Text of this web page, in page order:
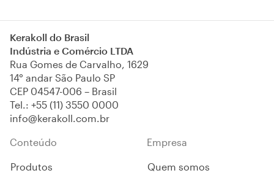
disponível em 15 cores
formação de fungos.
Classificado Tipo II conforme
a norma ABNT NBR 14.992.
Kerakoll do Brasil
Indústria e Comércio LTDA
Rua Gomes de Carvalho, 1629
14° andar São Paulo SP
CEP 04547-006 – Brasil
Tel.: +55 (11) 3550 0000
info@kerakoll.com.br
Conteúdo
Produtos
Empresa
Quem somos